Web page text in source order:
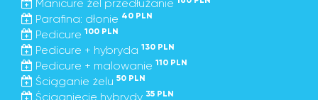
Manicure żel przedłużanie
Parafina: dłonie 40 PLN
Pedicure 100 PLN
Pedicure + hybryda 130 PLN
Pedicure + malowanie 110 PLN
Ściąganie żelu 50 PLN
Ściągnięcie hybrydy 35 PLN